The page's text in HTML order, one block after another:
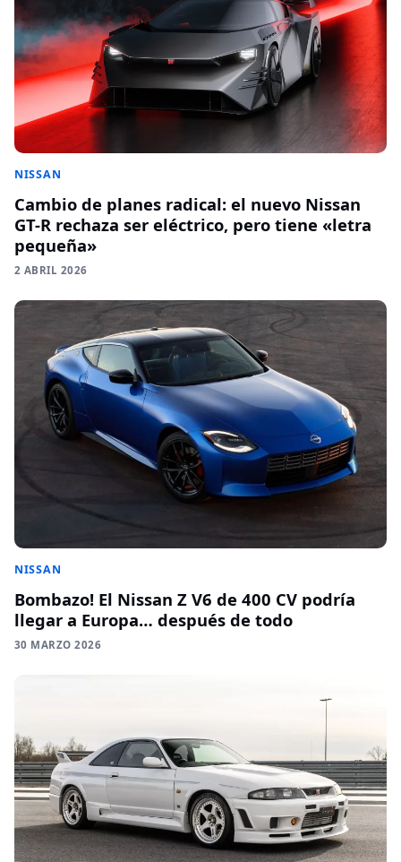
NISSAN
Cambio de planes radical: el nuevo Nissan
GT-R rechaza ser eléctrico, pero tiene «letra
pequeña»
2 ABRIL 2026
NISSAN
Bombazo! El Nissan Z V6 de 400 CV podría
llegar a Europa… después de todo
30 MARZO 2026